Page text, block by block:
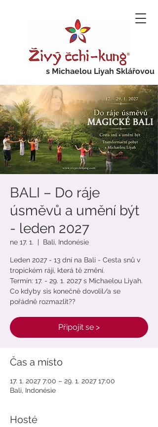
s Michaelou Liyah Sklářovou
BALI – Do ráje
úsměvů a umění být
- leden 2027
ne 17. 1.
  |
Bali, Indonésie
Leden 2027 - 13 dní na Bali - Cesta snů v
tropickém ráji, která tě změní.
Termín: 17. - 29. 1. 2027 s Michaelou Liyah.
Co kdyby sis konečně dovolil/a se
pořádně rozmazlit??
Připojit se >
Čas a místo
17. 1. 2027 7:00 – 29. 1. 2027 17:00
Bali, Indonésie
Hosté